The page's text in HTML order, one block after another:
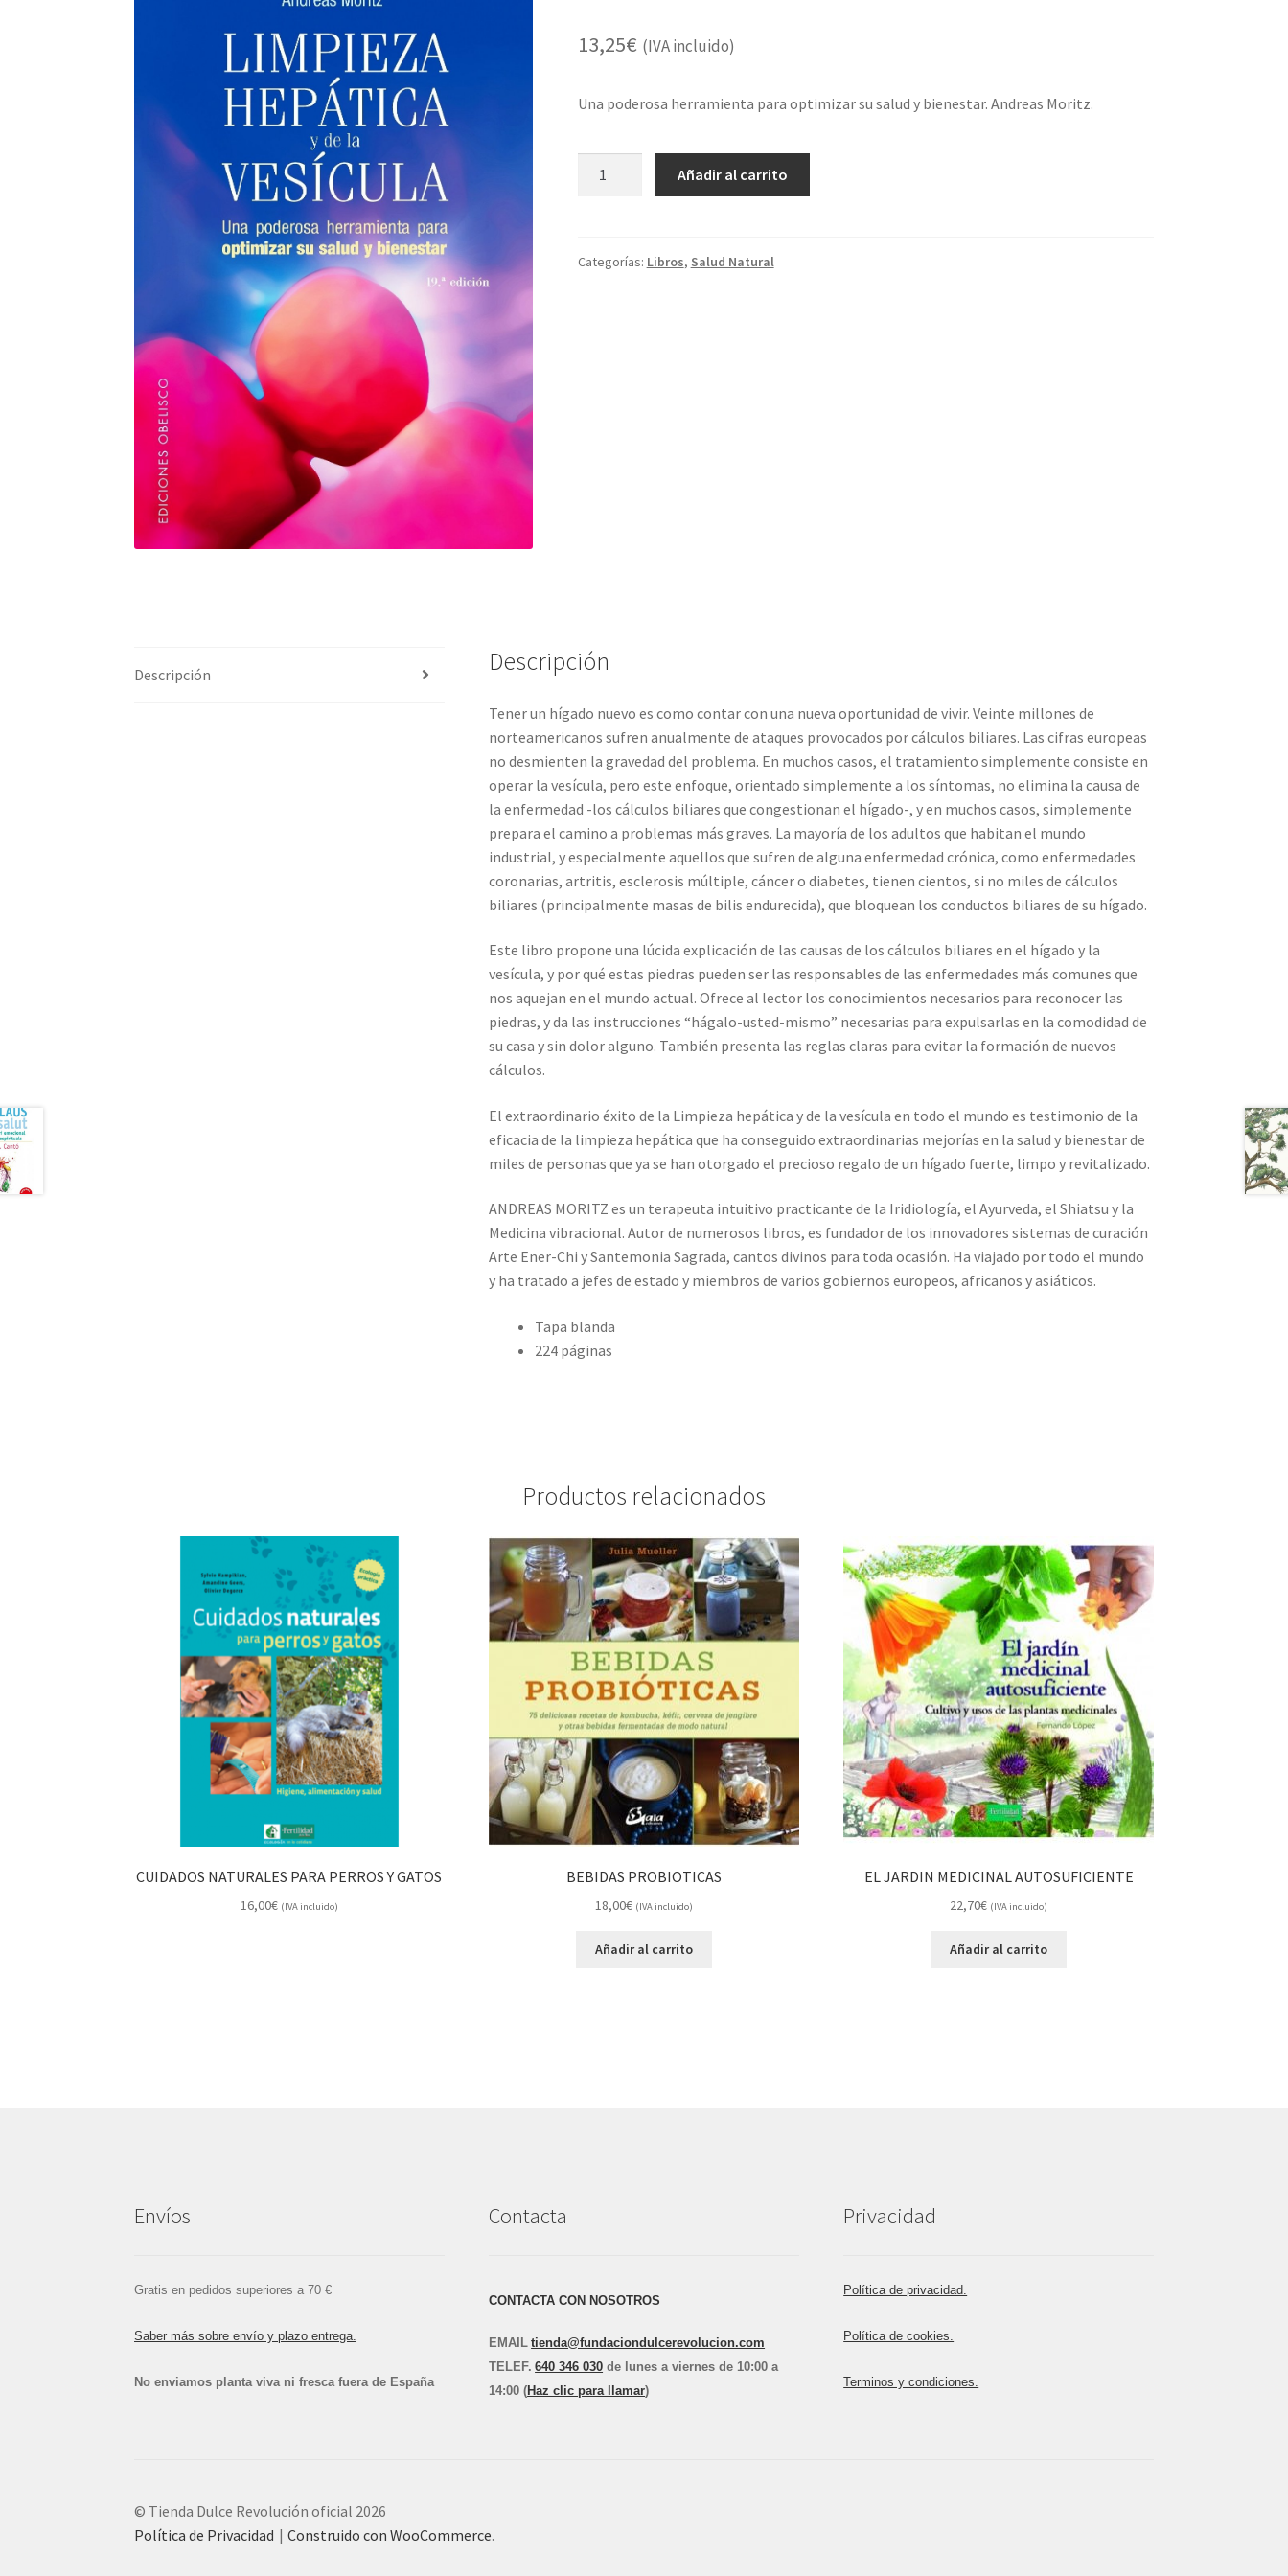
13,25€ (IVA incluido)
Una poderosa herramienta para optimizar su salud y bienestar. Andreas Moritz.
LIBRO-
Añadir al carrito
Categorías: Libros, Salud Natural
Descripción Descripción
Tener un hígado nuevo es como contar con una nueva oportunidad de vivir. Veinte millones de
norteamericanos sufren anualmente de ataques provocados por cálculos biliares. Las cifras europeas
no desmienten la gravedad del problema. En muchos casos, el tratamiento simplemente consiste en
operar la vesícula, pero este enfoque, orientado simplemente a los síntomas, no elimina la causa de
la enfermedad -los cálculos biliares que congestionan el hígado-, y en muchos casos, simplemente
prepara el camino a problemas más graves. La mayoría de los adultos que habitan el mundo
industrial, y especialmente aquellos que sufren de alguna enfermedad crónica, como enfermedades
coronarias, artritis, esclerosis múltiple, cáncer o diabetes, tienen cientos, si no miles de cálculos
biliares (principalmente masas de bilis endurecida), que bloquean los conductos biliares de su hígado.
Este libro propone una lúcida explicación de las causas de los cálculos biliares en el hígado y la
vesícula, y por qué estas piedras pueden ser las responsables de las enfermedades más comunes que
nos aquejan en el mundo actual. Ofrece al lector los conocimientos necesarios para reconocer las
piedras, y da las instrucciones “hágalo-usted-mismo” necesarias para expulsarlas en la comodidad de
su casa y sin dolor alguno. También presenta las reglas claras para evitar la formación de nuevos
cálculos.
El extraordinario éxito de la Limpieza hepática y de la vesícula en todo el mundo es testimonio de la
eficacia de la limpieza hepática que ha conseguido extraordinarias mejorías en la salud y bienestar de
miles de personas que ya se han otorgado el precioso regalo de un hígado fuerte, limpo y revitalizado.
ANDREAS MORITZ es un terapeuta intuitivo practicante de la Iridiología, el Ayurveda, el Shiatsu y la
Medicina vibracional. Autor de numerosos libros, es fundador de los innovadores sistemas de curación
Arte Ener-Chi y Santemonia Sagrada, cantos divinos para toda ocasión. Ha viajado por todo el mundo
y ha tratado a jefes de estado y miembros de varios gobiernos europeos, africanos y asiáticos.
Tapa blanda
224 páginas
Productos relacionados
CUIDADOS NATURALES PARA PERROS Y GATOS
16,00€ (IVA incluido)
BEBIDAS PROBIOTICAS
18,00€ (IVA incluido)
Añadir al carrito
EL JARDIN MEDICINAL AUTOSUFICIENTE
22,70€ (IVA incluido)
Añadir al carrito
Envíos
Gratis en pedidos superiores a 70 €
Saber más sobre envío y plazo entrega.
No enviamos planta viva ni fresca fuera de España
Contacta
CONTACTA CON NOSOTROS
EMAIL tienda@fundaciondulcerevolucion.com
TELE F. 640 346 030 de lunes a viernes de 10:00 a
14:00 (Haz clic para llamar)
Privacidad
Política de privacidad.
Política de cookies.
Terminos y condiciones.
© Tienda Dulce Revolución oficial 2026
Política de Privacidad
Construido con WooCommerce.